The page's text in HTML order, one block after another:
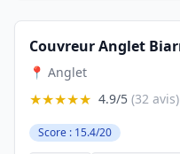
📍 Anglet
★★★★★ 4.9/5 (32 avis)
Score : 15.4/20